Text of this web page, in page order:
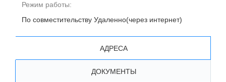
Режим работы:
По совместительству Удаленно(через интернет)
АДРЕСА
ДОКУМЕНТЫ